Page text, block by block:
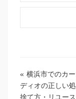
« 横浜市でのカ
ディオの正しい処
捨て方・リユー